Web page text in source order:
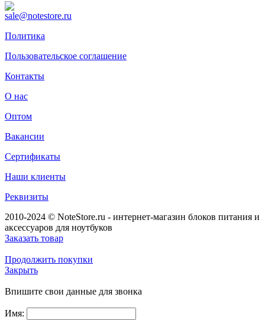
sale@notestore.ru
Политика
Пользовательское соглашение
Контакты
О нас
Оптом
Вакансии
Сертификаты
Наши клиенты
Реквизиты
2010-2024 © NoteStore.ru - интернет-магазин блоков питания и
аксессуаров для ноутбуков
Заказать товар
Продолжить покупки
Закрыть
Впишите свои данные для звонка
Имя: